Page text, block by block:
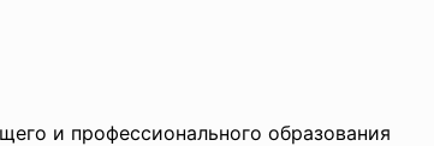
и профессионального образования